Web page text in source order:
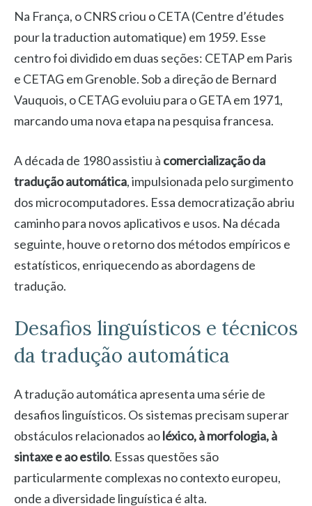
Na França, o CNRS criou o CETA (Centre d’études
pour la traduction automatique) em 1959. Esse
centro foi dividido em duas seções: CETAP em Paris
e CETAG em Grenoble. Sob a direção de Bernard
Vauquois, o CETAG evoluiu para o GETA em 1971,
marcando uma nova etapa na pesquisa francesa.
A década de 1980 assistiu à comercialização da
tradução automática, impulsionada pelo surgimento
dos microcomputadores. Essa democratização abriu
caminho para novos aplicativos e usos. Na década
seguinte, houve o retorno dos métodos empíricos e
estatísticos, enriquecendo as abordagens de
tradução.
Desafios linguísticos e técnicos
da tradução automática
A tradução automática apresenta uma série de
desafios linguísticos. Os sistemas precisam superar
obstáculos relacionados aoléxico, à morfologia, à
sintaxe e ao estilo. Essas questões são
particularmente complexas no contexto europeu,
onde a diversidade linguística é alta.